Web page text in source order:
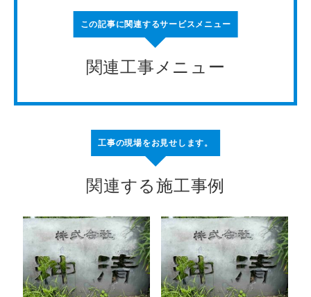
この記事に関連するサービスメニュー
関連工事メニュー
工事の現場をお見せします。
関連する施工事例